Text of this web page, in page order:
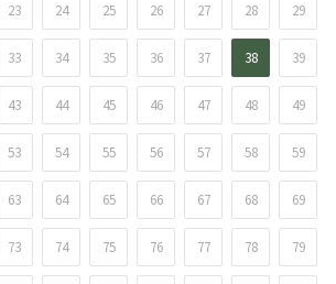
23 24 25 26 27 28 29
33 34 35 36 37 38 39
43 44 45 46 47 48 49
53 54 55 56 57 58 59
63 64 65 66 67 68 69
73 74 75 76 77 78 79